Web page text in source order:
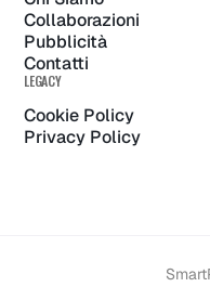
Collaborazioni
Pubblicità
Contatti
LEGACY
Cookie Policy
Privacy Policy